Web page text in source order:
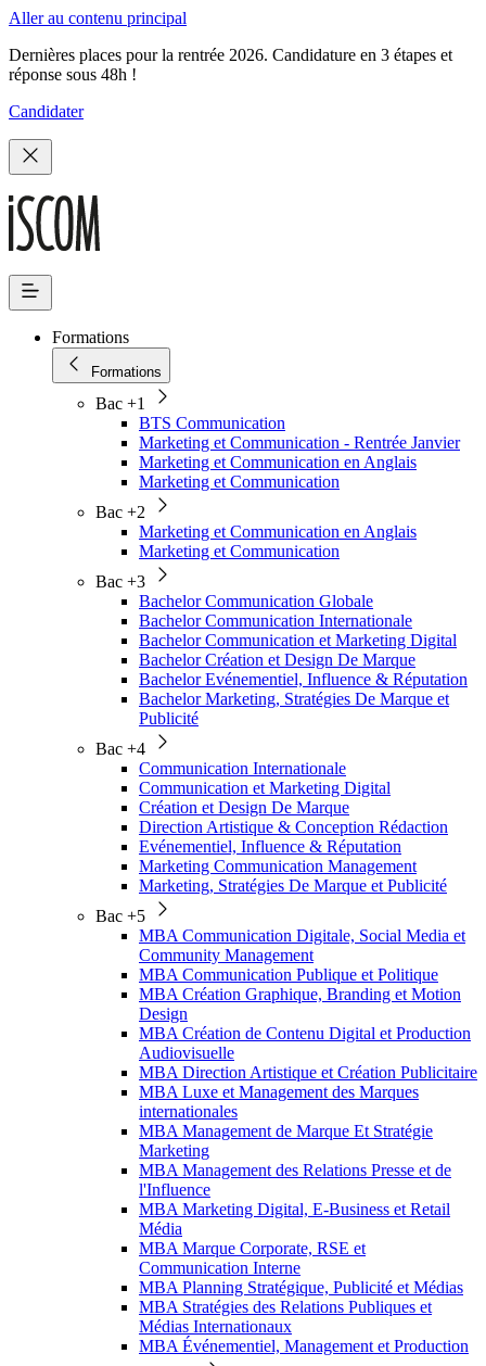
Aller au contenu principal
Dernières places pour la rentrée 2026. Candidature en 3 étapes et
réponse sous 48h !
Candidater
Formations
Formations
Bac +1
BTS Communication
Marketing et Communication - Rentrée Janvier
Marketing et Communication en Anglais
Marketing et Communication
Bac +2
Marketing et Communication en Anglais
Marketing et Communication
Bac +3
Bachelor Communication Globale
Bachelor Communication Internationale
Bachelor Communication et Marketing Digital
Bachelor Création et Design De Marque
Bachelor Evénementiel, Influence & Réputation
Bachelor Marketing, Stratégies De Marque et
Publicité
Bac +4
Communication Internationale
Communication et Marketing Digital
Création et Design De Marque
Direction Artistique & Conception Rédaction
Evénementiel, Influence & Réputation
Marketing Communication Management
Marketing, Stratégies De Marque et Publicité
Bac +5
MBA Communication Digitale, Social Media et
Community Management
MBA Communication Publique et Politique
MBA Création Graphique, Branding et Motion
Design
MBA Création de Contenu Digital et Production
Audiovisuelle
MBA Direction Artistique et Création Publicitaire
MBA Luxe et Management des Marques
internationales
MBA Management de Marque Et Stratégie
Marketing
MBA Management des Relations Presse et de
l'Influence
MBA Marketing Digital, E-Business et Retail
Média
MBA Marque Corporate, RSE et
Communication Interne
MBA Planning Stratégique, Publicité et Médias
MBA Stratégies des Relations Publiques et
Médias Internationaux
MBA Événementiel, Management et Production